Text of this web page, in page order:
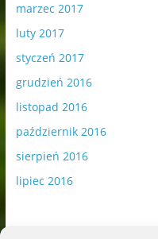
marzec 2017
luty 2017
styczeń 2017
grudzień 2016
listopad 2016
październik 2016
sierpień 2016
lipiec 2016